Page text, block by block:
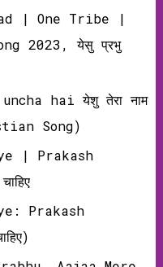
| One Tribe |
2023, येसु प्रभु
hai येशु तेरा नाम
Song)
| Prakash
Prakash